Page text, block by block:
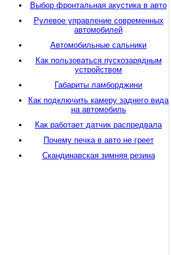
Выбор фронтальная акустика в авто
Рулевое управление современных
автомобилей
Автомобильные сальники
Как пользоваться пускозарядным
устройством
Габариты ламборджини
Как подключить камеру заднего вида
на автомобиль
Как работает датчик распредвала
Почему печка в авто не греет
Скандинавская зимняя резина